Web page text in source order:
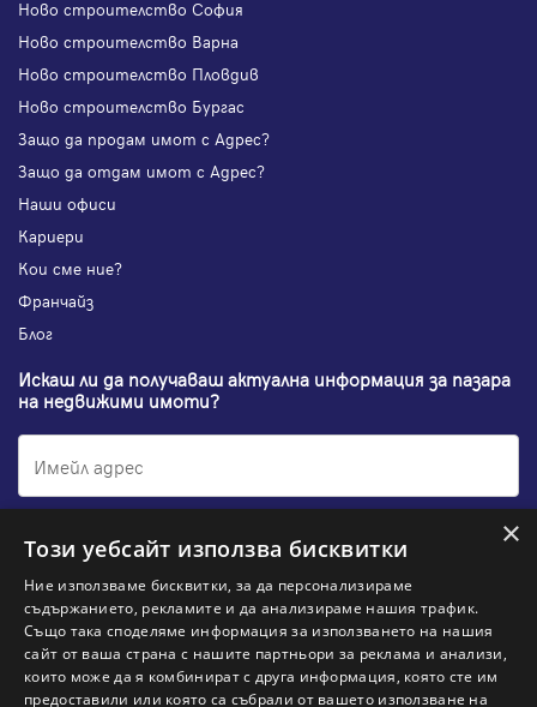
Ново строителство София
Ново строителство Варна
Ново строителство Пловдив
Ново строителство Бургас
Защо да продам имот с Адрес?
Защо да отдам имот с Адрес?
Наши офиси
Кариери
Кои сме ние?
Франчайз
Блог
Искаш ли да получаваш актуална информация за пазара
на недвижими имоти?
Абонирам се
НАЙ-ПОПУЛЯРНИ ТЪРСЕНИЯ:
Общи условия Политика за "бисквитки"
×
Този уебсайт използва бисквитки
Ние използваме бисквитки, за да персонализираме
съдържанието, рекламите и да анализираме нашия трафик.
Също така споделяме информация за използването на нашия
сайт от ваша страна с нашите партньори за реклама и анализи,
които може да я комбинират с друга информация, която сте им
предоставили или която са събрали от вашето използване на